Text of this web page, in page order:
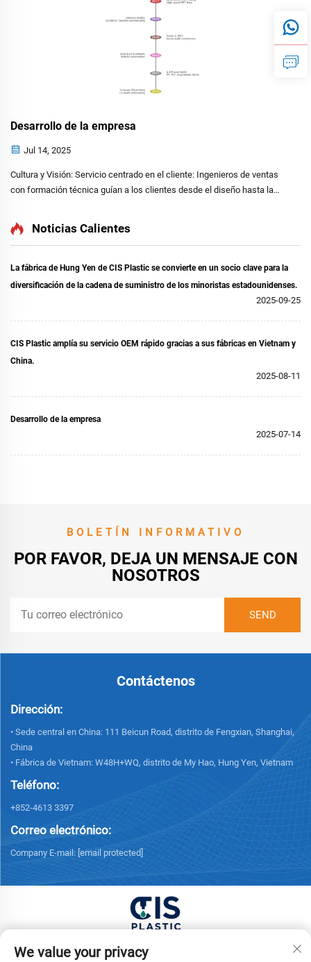
Desarrollo de la empresa
Jul 14, 2025
Cultura y Visión: Servicio centrado en el cliente: Ingenieros de ventas
con formación técnica guían a los clientes desde el diseño hasta la
soporte 24/7. Innovación continua: Invertimos en maquinaria de
vanguardia...
Noticias Calientes
La fábrica de Hung Yen de CIS Plastic se convierte en un socio clave para la
diversificación de la cadena de suministro de los minoristas estadounidenses.
2025-09-25
CIS Plastic amplía su servicio OEM rápido gracias a sus fábricas en Vietnam y
China.
2025-08-11
Desarrollo de la empresa
2025-07-14
BOLETÍN INFORMATIVO
POR FAVOR, DEJA UN MENSAJE CON
NOSOTROS
Contáctenos
Dirección:
• Sede central en China: 111 Beicun Road, distrito de Fengxian, Shanghai,
China
• Fábrica de Vietnam: W48H+WQ, distrito de My Hao, Hung Yen, Vietnam
Teléfono:
+852-4613 3397
Correo electrónico:
Company E-mail: [email protected]
Derechos de autor © 2026 China XUONG HOANG
TRADING COMPANY LIMITED Todos los derechos
We value your privacy